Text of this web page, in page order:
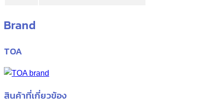
Brand
TOA
สินค้าที่เกี่ยวข้อง